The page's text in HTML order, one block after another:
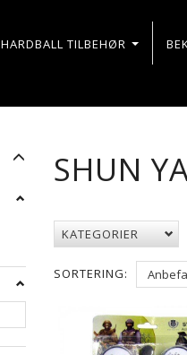
HARDBALL TILBEHØR
SKIFTE
FILTERSHUN
KATEGORIER
SORTERING: